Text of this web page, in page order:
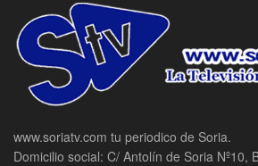
www.soriatv.com tu periodico de Soria.
Domicilio social: C/ Antolín de Soria Nº10,